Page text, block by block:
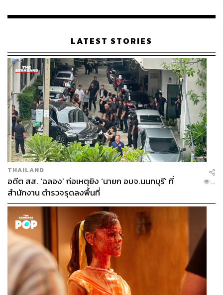
นักธุรกิจ
191
ABOUT THE AUTHOR
THE STANDARD TEAM
เรือนไทยที่ถูกซุกไว้
LATEST STORIES
THAILAND
อดีต สส. ‘ฉลอง’ ก่อเหตุยิง ‘นายก อบจ.นนทบุรี’ ที่
สำนักงาน ตำรวจรุดลงพื้นที่
...